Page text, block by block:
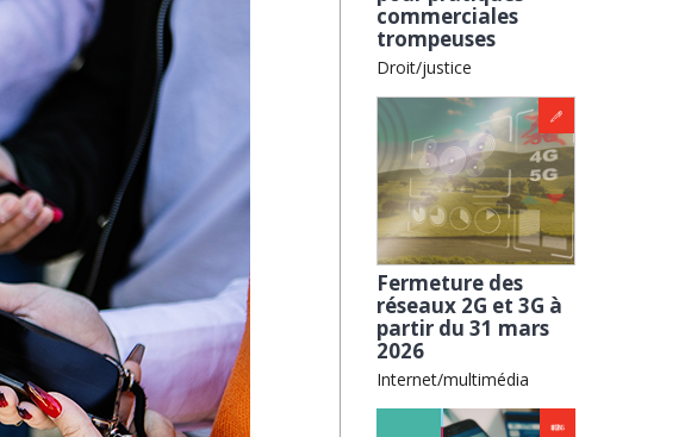
commerciales
trompeuses
Droit/justice
Fermeture des
réseaux 2G et 3G à
partir du 31 mars
2026
Internet/multimédia